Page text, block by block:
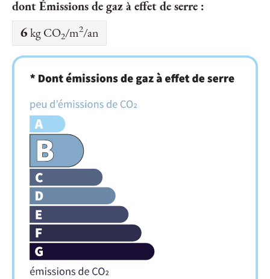
dont Émissions de gaz à effet de serre :
6 kg CO2/m2/an